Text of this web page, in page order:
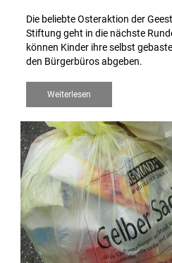
Die beliebte Osteraktion der
Stiftung geht in die nächste
können Kinder ihre selbst
den Bürgerbüros abgeben.
Weiterlesen